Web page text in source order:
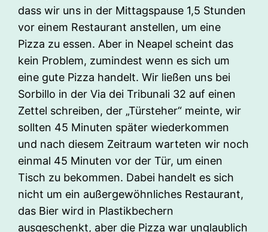
dass wir uns in der Mittagspause 1,5 Stunden
vor einem Restaurant anstellen, um eine
Pizza zu essen. Aber in Neapel scheint das
kein Problem, zumindest wenn es sich um
eine gute Pizza handelt. Wir ließen uns bei
Sorbillo in der Via dei Tribunali 32 auf einen
Zettel schreiben, der „Türsteher“ meinte, wir
sollten 45 Minuten später wiederkommen
und nach diesem Zeitraum warteten wir noch
einmal 45 Minuten vor der Tür, um einen
Tisch zu bekommen. Dabei handelt es sich
nicht um ein außergewöhnliches Restaurant,
das Bier wird in Plastikbechern
ausgeschenkt, aber die Pizza war unglaublich